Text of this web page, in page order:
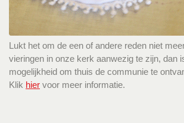
Lukt het om de een of andere reden niet
vieringen in onze kerk aanwezig te zijn, dan
mogelijkheid om thuis de communie te
Klik hier voor meer informatie.